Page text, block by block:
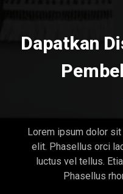
Dapatkan
Lorem ipsum dolor
elit. Phasellus orci
luctus vel tellus.
Phasellus